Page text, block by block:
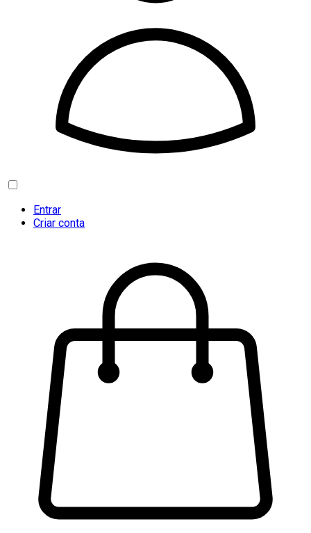
Entrar
Criar conta